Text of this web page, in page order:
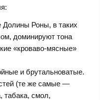
Долины Роны, в таких
доминируют тона
«кроваво-мясные»
и брутальноватые.
(те же самые —
табака, смол,